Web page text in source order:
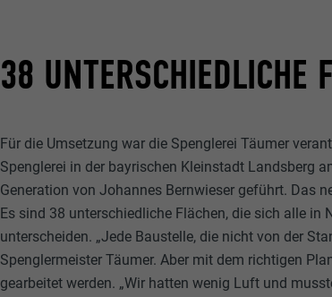
38 UNTERSCHIEDLICHE
Für die Umsetzung war die Spenglerei Täumer
Spenglerei in der bayrischen Kleinstadt Landsberg
Generation von Johannes Bernwieser geführt. Das
Es sind 38 unterschiedliche Flächen, die sich alle
unterscheiden. „Jede Baustelle, die nicht von der
Spenglermeister Täumer. Aber mit dem richtigen
gearbeitet werden. „Wir hatten wenig Luft und